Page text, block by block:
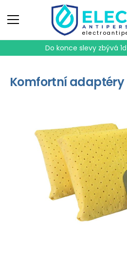
Do konce slevy zbývá
Komfortní